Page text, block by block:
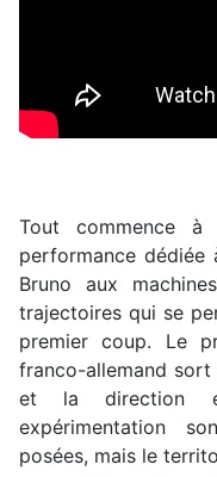
Tout commence
performance dédiée
Bruno aux
trajectoires qui se
premier coup. Le
franco-allemand sort
et la direction
expérimentation
posées, mais le